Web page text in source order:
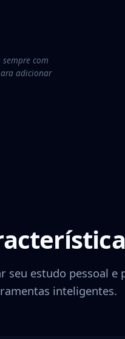
com
adicionar
seu estudo pessoal e
inteligentes.